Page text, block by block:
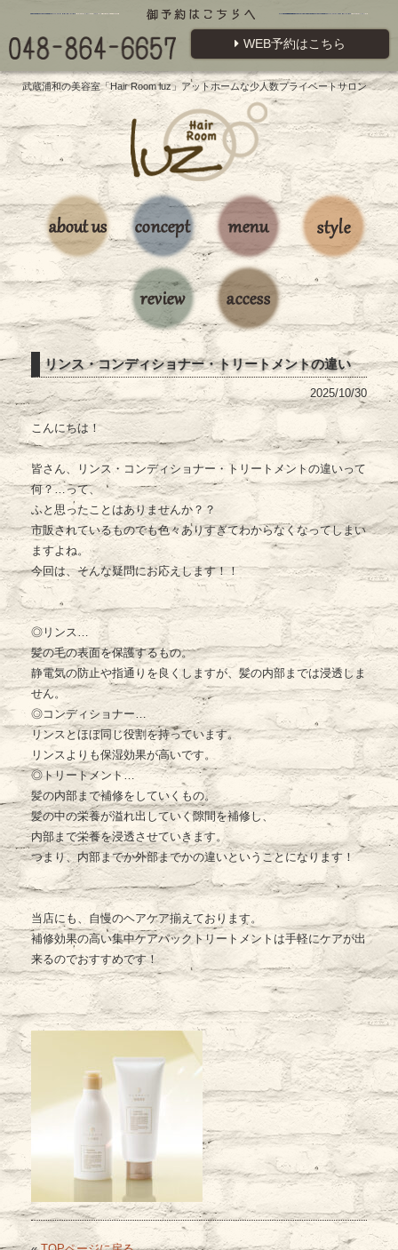
WEB予約はこちら
武蔵浦和の美容室「Hair Room luz」アットホームな少人数プライベートサロン
リンス・コンディショナー・トリートメントの違い
2025/10/30
こんにちは！
皆さん、リンス・コンディショナー・トリートメントの違いって
何？…って、
ふと思ったことはありませんか？？
市販されているものでも色々ありすぎてわからなくなってしまい
ますよね。
今回は、そんな疑問にお応えします！！
◎リンス…
髪の毛の表面を保護するもの。
静電気の防止や指通りを良くしますが、髪の内部までは浸透しま
せん。
◎コンディショナー…
リンスとほぼ同じ役割を持っています。
リンスよりも保湿効果が高いです。
◎トリートメント…
髪の内部まで補修をしていくもの。
髪の中の栄養が溢れ出していく隙間を補修し、
内部まで栄養を浸透させていきます。
つまり、内部までか外部までかの違いということになります！
当店にも、自慢のヘアケア揃えております。
補修効果の高い集中ケアパックトリートメントは手軽にケアが出
来るのでおすすめです！